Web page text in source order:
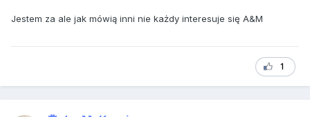
Jestem za ale jak mówią inni nie każdy interesuje się A&M
1